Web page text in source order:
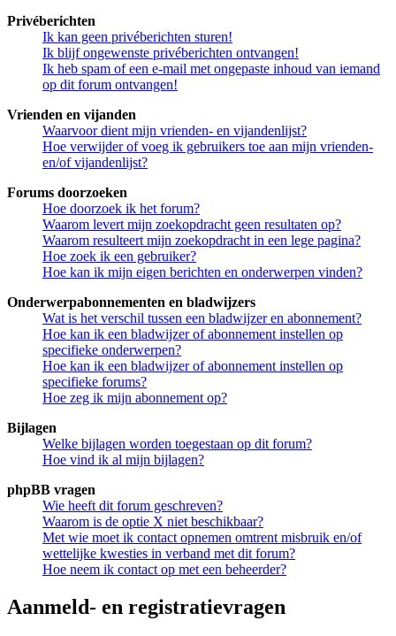
Privéberichten
Ik kan geen privéberichten sturen!
Ik blijf ongewenste privéberichten ontvangen!
Ik heb spam of een e-mail met ongepaste inhoud van iemand
op dit forum ontvangen!
Vrienden en vijanden
Waarvoor dient mijn vrienden- en vijandenlijst?
Hoe verwijder of voeg ik gebruikers toe aan mijn vrienden-
en/of vijandenlijst?
Forums doorzoeken
Hoe doorzoek ik het forum?
Waarom levert mijn zoekopdracht geen resultaten op?
Waarom resulteert mijn zoekopdracht in een lege pagina?
Hoe zoek ik een gebruiker?
Hoe kan ik mijn eigen berichten en onderwerpen vinden?
Onderwerpabonnementen en bladwijzers
Wat is het verschil tussen een bladwijzer en abonnement?
Hoe kan ik een bladwijzer of abonnement instellen op
specifieke onderwerpen?
Hoe kan ik een bladwijzer of abonnement instellen op
specifieke forums?
Hoe zeg ik mijn abonnement op?
Bijlagen
Welke bijlagen worden toegestaan op dit forum?
Hoe vind ik al mijn bijlagen?
phpBB vragen
Wie heeft dit forum geschreven?
Waarom is de optie X niet beschikbaar?
Met wie moet ik contact opnemen omtrent misbruik en/of
wettelijke kwesties in verband met dit forum?
Hoe neem ik contact op met een beheerder?
Aanmeld- en registratievragen